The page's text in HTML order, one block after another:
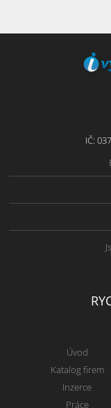
IČ:
Úvod
Katalog firem
Inzerce
Práce